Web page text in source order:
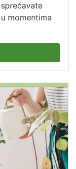
momentima